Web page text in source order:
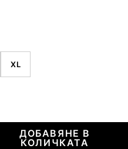
XL
ДОБАВЯНЕ В
КОЛИЧКАТА